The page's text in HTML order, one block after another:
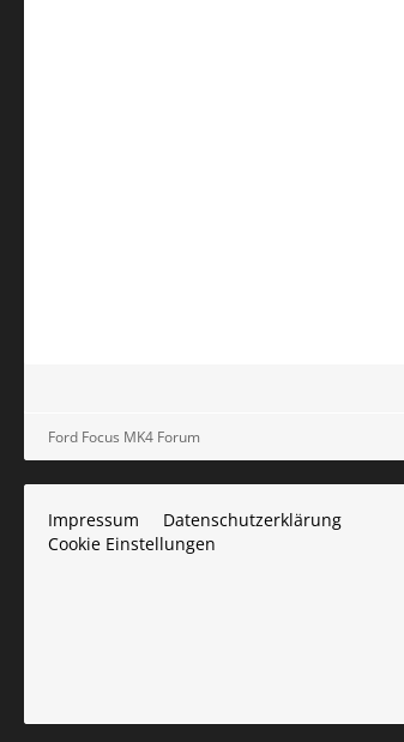
Ford Focus MK4 Forum
Impressum
Datenschutzerklärung
Cookie Einstellungen